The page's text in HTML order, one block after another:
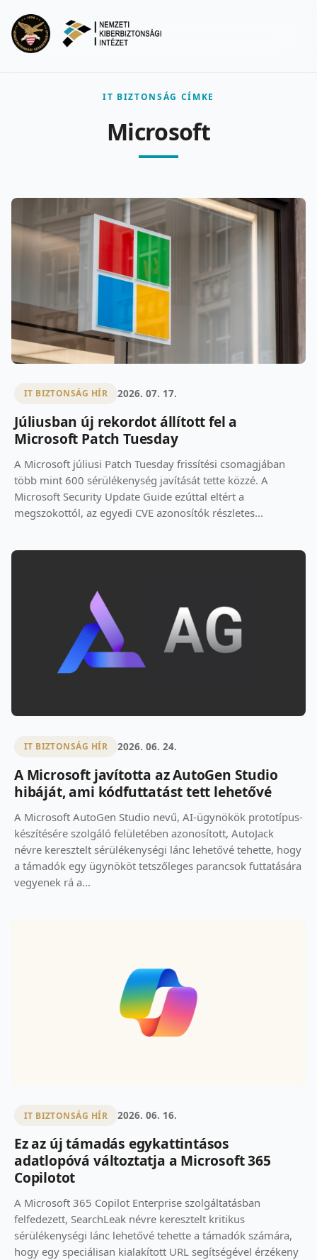
IT BIZTONSÁG CÍMKE
Microsoft
IT BIZTONSÁG HÍR 2026. 07. 17.
Júliusban új rekordot állított fel a
Microsoft Patch Tuesday
A Microsoft júliusi Patch Tuesday frissítési csomagjában
több mint 600 sérülékenység javítását tette közzé. A
Microsoft Security Update Guide ezúttal eltért a
megszokottól, az egyedi CVE azonosítók részletes...
IT BIZTONSÁG HÍR 2026. 06. 24.
A Microsoft javította az AutoGen Studio
hibáját, ami kódfuttatást tett lehetővé
A Microsoft AutoGen Studio nevű, AI-ügynökök prototípus-
készítésére szolgáló felületében azonosított, AutoJack
névre keresztelt sérülékenységi lánc lehetővé tehette, hogy
a támadók egy ügynököt tetszőleges parancsok futtatására
vegyenek rá a...
IT BIZTONSÁG HÍR 2026. 06. 16.
Ez az új támadás egykattintásos
adatlopóvá változtatja a Microsoft 365
Copilotot
A Microsoft 365 Copilot Enterprise szolgáltatásban
felfedezett, SearchLeak névre keresztelt kritikus
sérülékenységi lánc lehetővé tehette a támadók számára,
hogy egy speciálisan kialakított URL segítségével érzékeny